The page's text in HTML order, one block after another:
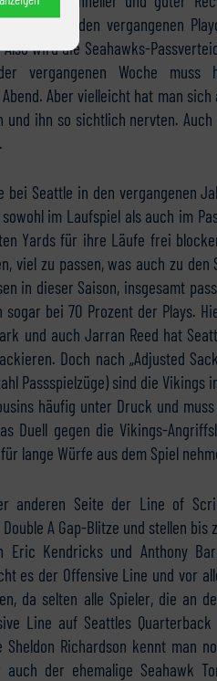
aus den vergangenen
wird die Seahawks-
vergangenen Woche muss
Aber vielleicht hat man sich
ihn so sichtlich nervten.
bei Seattle in den vergangenen
im Laufspiel als auch im
Yards für ihre Läufe frei
viel zu passen, was auch zu
in dieser Saison, insgesamt
bei 70 Prozent der Plays.
und auch Jarran Reed hat
Doch nach „Adjusted
Passspielzüge) sind die Vikings
häufig unter Druck und
Duell gegen die Vikings-
lange Würfe aus dem Spiel
anderen Seite der Line of
A Gap-Blitze und stellen bis
Eric Kendricks und Anthony
es der Offensive Line und vor
da selten alle Spieler, die an
Line auf Seattles
Richardson kennt man
der ehemalige Seahawk